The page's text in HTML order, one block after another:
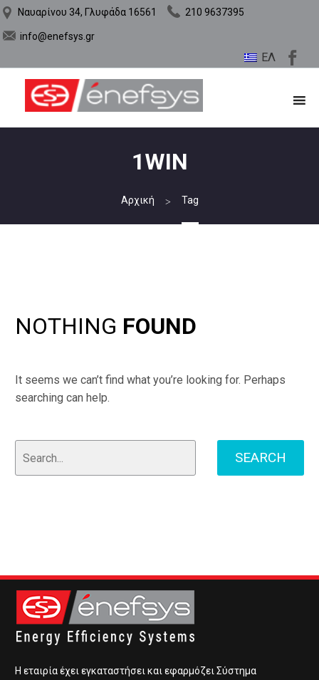
Ναυαρίνου 34, Γλυφάδα 16561 210 9637395
info@enefsys.gr
ΕΛ
1WIN
Αρχική Tag
NOTHING FOUND
It seems we can’t find what you’re looking for. Perhaps
searching can help.
SEARCH
Η εταιρία έχει εγκαταστήσει και εφαρμόζει Σύστημα